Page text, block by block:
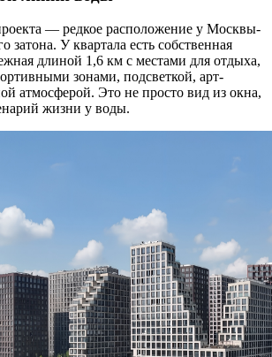
— редкое расположение у Москвы-
затона. У квартала есть собственная
длиной 1,6 км с местами для отдыха,
зонами, подсветкой, арт-
атмосферой. Это не просто вид из окна,
жизни у воды.